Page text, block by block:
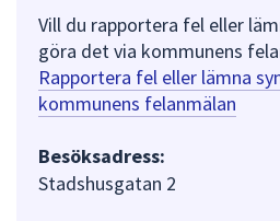
Vill du rapportera fel eller
göra det via kommunens
Rapportera fel eller lämna
kommunens felanmälan
Besöksadress:
Stadshusgatan 2